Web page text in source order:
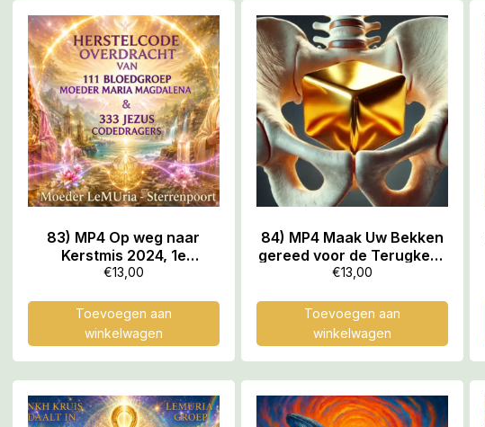
83) MP4 Op weg naar
Kerstmis 2024, 1e
Geneeskrachtige
van 111 Bloedgroep
Moeder Maria Magdalena
& 333 Jezus Codedragers,
53.21 min
€13,00
Toevoegen aan
winkelwagen
84) MP4 Maak Uw Bekken
gereed voor de Terugkeer
van uw Gouden Kubus,
€13,00
Toevoegen aan
winkelwagen